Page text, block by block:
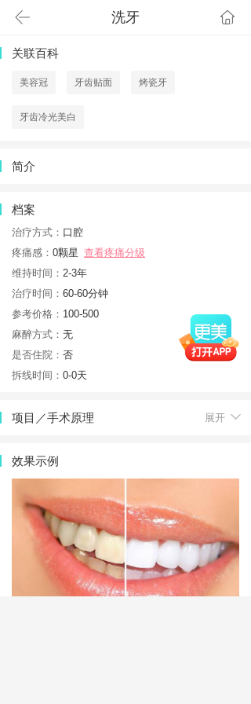
洗牙
关联百科
美容冠 牙齿贴面 烤瓷牙
牙齿冷光美白
简介
档案
治疗方式： 口腔
疼痛感： 0颗星 查看疼痛分级
维持时间： 2-3年
治疗时间： 60-60分钟
参考价格： 100-500
麻醉方式： 无
是否住院： 否
拆线时间： 0-0天
项目／手术原理 展开
效果示例